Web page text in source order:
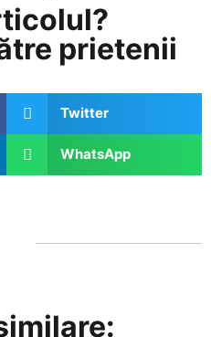
prietenii
Twitter
WhatsApp